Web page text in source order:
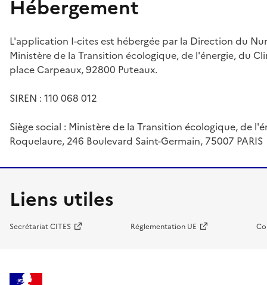
Hébergement
L'application I-cites est hébergée par la Direction du
Ministère de la Transition écologique, de l'énergie, du
place Carpeaux, 92800 Puteaux.
SIREN : 110 068 012
Siège social : Ministère de la Transition écologique, de
Roquelaure, 246 Boulevard Saint-Germain, 75007 PARIS
Liens utiles
Secrétariat CITES Réglementation UE